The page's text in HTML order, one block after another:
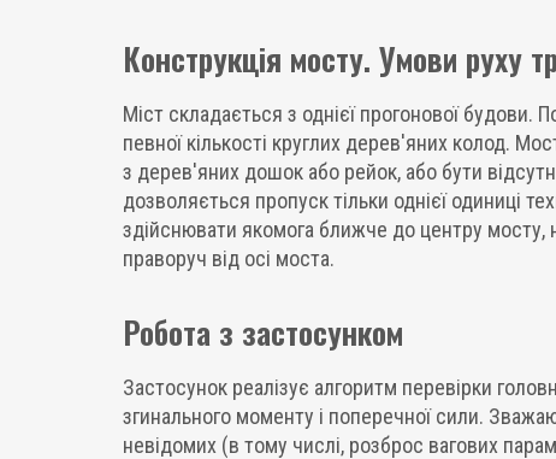
Конструкція мосту. Умови руху
Міст складається з однієї прогонової
певної кількості круглих дерев'яних колод.
з дерев'яних дошок або рейок, або бути
дозволяється пропуск тільки однієї одиниці
здійснювати якомога ближче до центру мосту,
праворуч від осі моста.
Робота з застосунком
Застосунок реалізує алгоритм перевірки
згинального моменту і поперечної сили.
невідомих (в тому числі, розброс вагових